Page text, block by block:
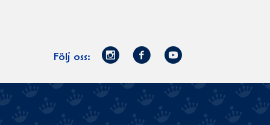
Följ oss:
Norrmejerier
Instagram
Facebook
Youtube